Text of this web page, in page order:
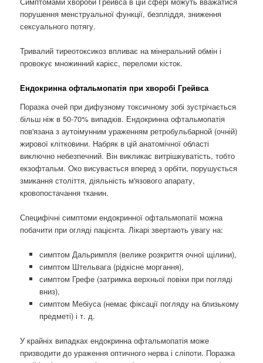
порушення менструальної функції, безпліддя, зниження
сексуального потягу.
Тривалий тиреотоксикоз впливає на мінеральний обмін і
провокує множинний карієс, переломи кісток.
Ендокринна офтальмопатія при хворобі Грейвса
Поразка очей при дифузному токсичному зобі зустрічається
більш ніж в 50-70% випадків. Ендокринна офтальмопатія
пов'язана з аутоімунним ураженням ретробульбарной (очній)
жирової клітковини. Набряк в цій анатомічної області
виключно небезпечний. Він викликає витрішкуватість, тобто
екзофтальм. Око висувається вперед з орбіти, порушується
змикання століття, діяльність м'язового апарату,
кровопостачання тканин.
Специфічні симптоми ендокринної офтальмопатії можна
побачити при огляді пацієнта. Лікарі звертають увагу на:
симптом Дальримпля (велике розкриття очної щілини),
симптом Штельвага (рідкісне моргання),
симптом Грефе (затримка верхньої повіки при погляді
вниз),
симптом Мебіуса (немає фіксації погляду на близькому
предметі) і т. д.
У крайніх випадках ендокринна офтальмопатія може
призводити до ураження оптичного нерва і сліпоти. Поразка